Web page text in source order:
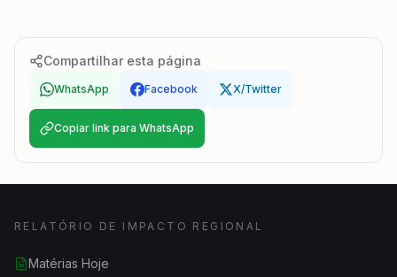
Compartilhar esta página
WhatsApp Facebook X/Twitter
Copiar link para WhatsApp
RELATÓRIO DE IMPACTO REGIONAL
Matérias Hoje